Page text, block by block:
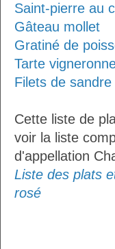
Saint-pierre au
Gâteau mollet
Gratiné de
Tarte
Filets de
Cette liste de
voir la liste
d'appellation
Liste des plats
rosé